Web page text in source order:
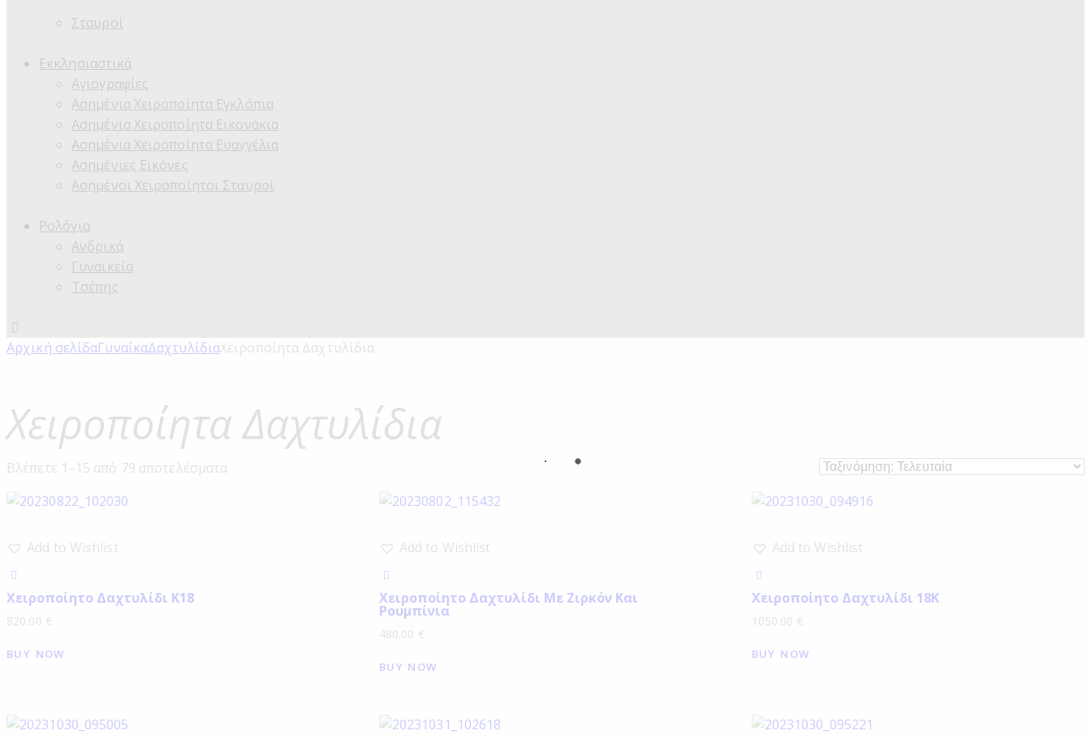
Σταυροί
Εκκλησιαστικά
Αγιογραφίες
Ασημένια Χειροποίητα Εγκλόπια
Ασημένια Χειροποίητα Εικονάκια
Ασημένια Χειροποίητα Ευαγγέλια
Ασημένιες Εικόνες
Ασημένοι Χειροποίητοι Σταυροί
Ρολόγια
Ανδρικά
Γυναικεία
Τσέπης
Αρχική σελίδαΓυναίκαΔαχτυλίδιαΧειροποίητα Δαχτυλίδια
Χειροποίητα Δαχτυλίδια
Βλέπετε 1–15 από 79 αποτελέσματα
Add to Wishlist
Χειροποίητο Δαχτυλίδι Κ18
820.00 €
BUY NOW
Add to Wishlist
Χειροποίητο Δαχτυλίδι Με Ζιρκόν Και
Ρουμπίνια
480.00 €
BUY NOW
Add to Wishlist
Χειροποίητο Δαχτυλίδι 18Κ
1050.00 €
BUY NOW